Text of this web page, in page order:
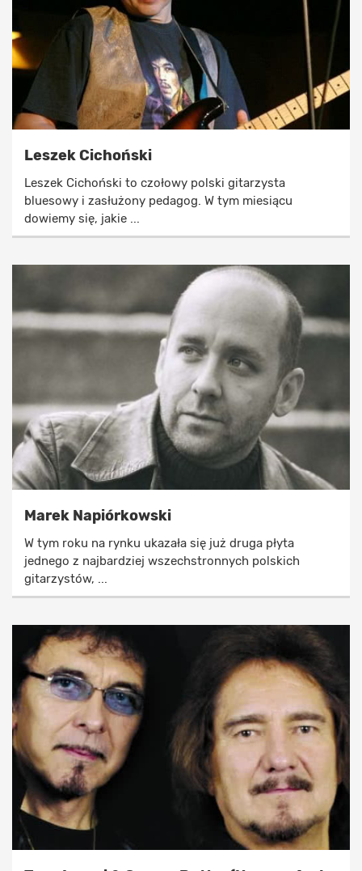
Leszek Cichoński
Leszek Cichoński to czołowy polski gitarzysta
bluesowy i zasłużony pedagog. W tym miesiącu
dowiemy się, jakie ...
Marek Napiórkowski
W tym roku na rynku ukazała się już druga płyta
jednego z najbardziej wszechstronnych polskich
gitarzystów, ...